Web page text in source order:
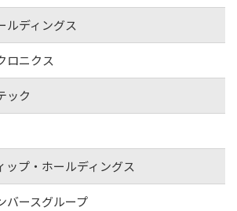
ルディングス
ロニクス
ック
ップ・ホールディングス
バースグループ